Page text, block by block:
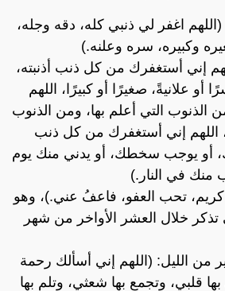
(اللهم اغفر لي ذنبي كله، دقه وجله،
وكبيره، سره وعلنه.)
إني أستغفرك من كل ذنب أذنبته،
أو علانيةً، صغيرًا أو كبيرًا، اللهم
الذنوب التي أعلم بها، ومن الذنوب
اللهم إني أستغفرك من كل ذنب
أو يوجب سخطك، أو يدني منك يوم
منك في النار.)
كريم، تحب العفو، فاعفُ عني.)، وهو
تذكر خلال العشر الأواخر من شهر
من الليل: (اللهم إني أسألك رحمة
قلبي، وتجمع بها شعثي، وتلم بها